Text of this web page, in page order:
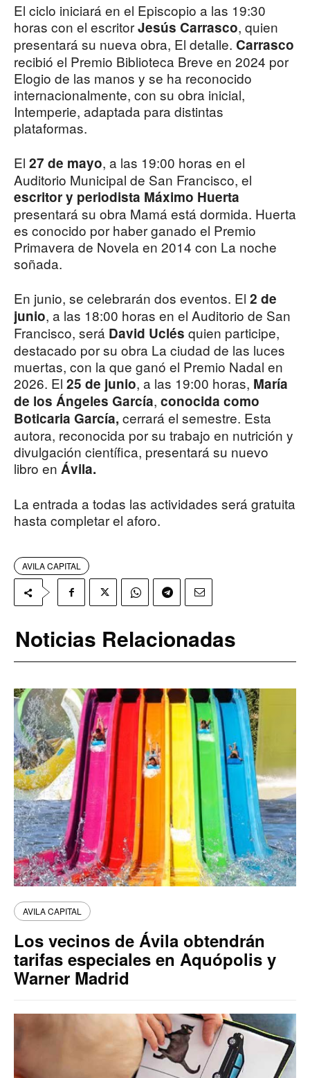
El ciclo iniciará en el Episcopio a las 19:30
horas con el escritorJesús Carrasco, quien
presentará su nueva obra, El detalle. Carrasco
recibió el Premio Biblioteca Breve en 2024 por
Elogio de las manos y se ha reconocido
internacionalmente, con su obra inicial,
Intemperie, adaptada para distintas
plataformas.
El 27 de mayo, a las 19:00 horas en el
Auditorio Municipal de San Francisco, el
escritor y periodista Máximo Huerta
presentará su obra Mamá está dormida. Huerta
es conocido por haber ganado el Premio
Primavera de Novela en 2014 con La noche
soñada.
En junio, se celebrarán dos eventos. El 2 de
junio, a las 18:00 horas en el Auditorio de San
Francisco, será David Uclés quien participe,
destacado por su obra La ciudad de las luces
muertas, con la que ganó el Premio Nadal en
2026. El 25 de junio, a las 19:00 horas, María
de los Ángeles García, conocida como
Boticaria García, cerrará el semestre. Esta
autora, reconocida por su trabajo en nutrición y
divulgación científica, presentará su nuevo
libro en Ávila.
La entrada a todas las actividades será gratuita
hasta completar el aforo.
AVILA CAPITAL
Noticias Relacionadas
AVILA CAPITAL
Los vecinos de Ávila obtendrán
tarifas especiales en Aquópolis y
Warner Madrid